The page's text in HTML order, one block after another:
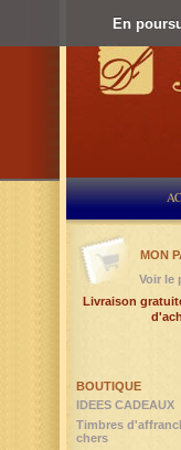
En
BOUTIQUE
IDEES CADEAUX
Timbres
chers
MON
Voir le
Livraison